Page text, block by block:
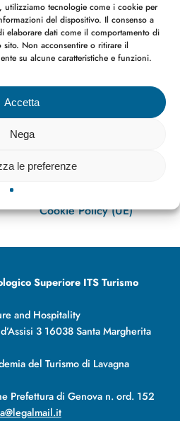
utilizziamo tecnologie come i cookie per
del dispositivo. Il consenso a
elaborare dati come il comportamento di
Non acconsentire o ritirare il
su alcune caratteristiche e funzioni.
Accetta
Nega
le preferenze
Privacy policy
Cookie Policy (UE)
Superiore ITS Turismo
and Hospitality
3 16038 Santa Margherita
del Turismo di Lavagna
Prefettura di Genova n. ord. 152